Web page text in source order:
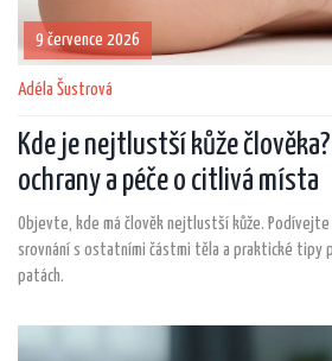
9 července 2026
Adéla Šustrová
Kde je nejtlustší kůže
ochrany a péče o citlivá místa
Objevte, kde má člověk nejtlustší kůže. Podívejte
srovnání s ostatními částmi těla a praktické tipy
patách.